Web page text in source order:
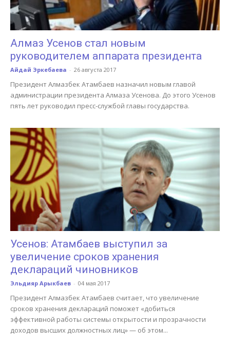
Алмаз Усенов стал новым
руководителем аппарата президента
Айдай Эркебаева - 26 августа 2017
Президент Алмазбек Атамбаев назначил новым главой
администрации президента Алмаза Усенова. До этого Усенов
пять лет руководил пресс-службой главы государства.
Усенов: Атамбаев выступил за
увеличение сроков хранения
деклараций чиновников
Эльдияр Арыкбаев - 04 мая 2017
Президент Алмазбек Атамбаев считает, что увеличение
сроков хранения деклараций поможет «добиться
эффективной работы системы открытости и прозрачности
доходов высших должностных лиц» — об этом...